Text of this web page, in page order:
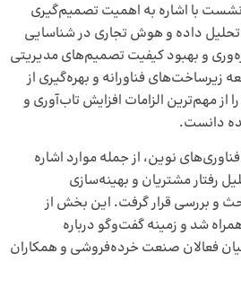
نشست با اشاره به اهمیت تصمیم‌گیری
تحلیل داده و هوش تجاری در شناسایی
و بهبود کیفیت تصمیم‌های مدیریتی
زیرساخت‌های فناورانه و بهره‌گیری از
مهم‌ترین الزامات افزایش تاب‌آوری و
دانست.
نوین، از جمله موارد اشاره
رفتار مشتریان و بهینه‌سازی
و بررسی قرار گرفت. این بخش از
شد و زمینه گفت‌وگو درباره
فعالان صنعت خرده‌فروشی و همکاران